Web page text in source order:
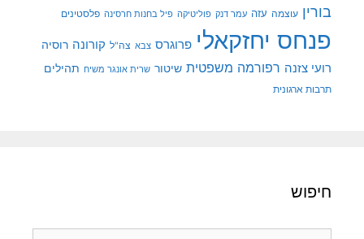
בורין עוצמה עזה עמר דנק פוליטיקה פיל בחנות חרסינה פלסטינים
פנחס יחזקאלי פרוגרס צבא צה"ל קורונה רוסיה
רועי צזנה רפורמה משפטית שיטור שרית אונגר משיח תהילים
תרבות ארגונית
חיפוש